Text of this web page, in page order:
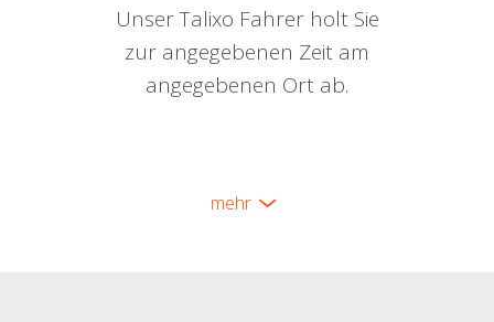
Unser Talixo Fahrer holt Sie
zur angegebenen Zeit am
angegebenen Ort ab.
mehr